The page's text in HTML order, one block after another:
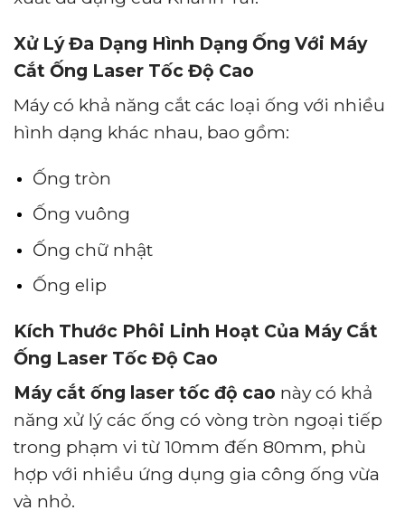
Xử Lý Đa Dạng Hình Dạng Ống Với Máy
Cắt Ống Laser Tốc Độ Cao
Máy có khả năng cắt các loại ống với nhiều
hình dạng khác nhau, bao gồm:
Ống tròn
Ống vuông
Ống chữ nhật
Ống elip
Kích Thước Phôi Linh Hoạt Của Máy Cắt
Ống Laser Tốc Độ Cao
Máy cắt ống laser tốc độ cao này có khả
năng xử lý các ống có vòng tròn ngoại tiếp
trong phạm vi từ 10mm đến 80mm, phù
hợp với nhiều ứng dụng gia công ống vừa
và nhỏ.